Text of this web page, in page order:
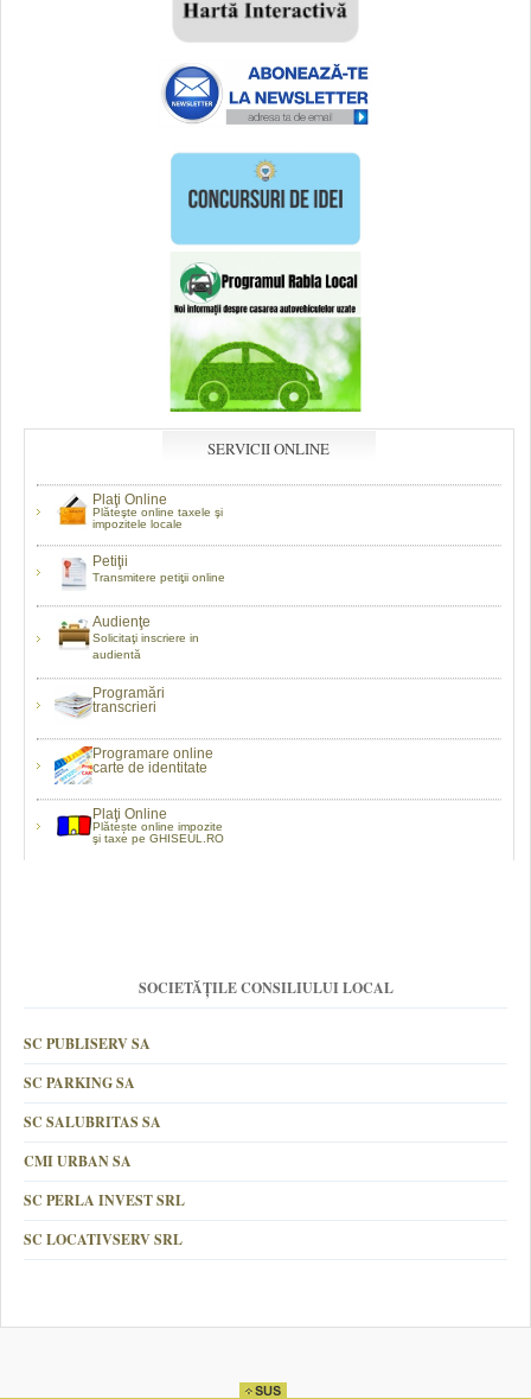
SERVICII ONLINE
Plaţi Online
Plăteşte online taxele şi
impozitele locale
Petiţii
Transmitere petiţii online
Audienţe
Solicitaţi inscriere in
audientă
Programări
transcrieri
Programare online
carte de identitate
Plaţi Online
Plătește online impozite
şi taxe pe GHISEUL.RO
SOCIETĂȚILE CONSILIULUI LOCAL
SC PUBLISERV SA
SC PARKING SA
SC SALUBRITAS SA
CMI URBAN SA
SC PERLA INVEST SRL
SC LOCATIVSERV SRL